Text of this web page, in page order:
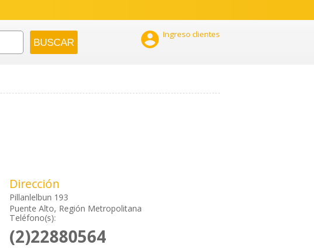
 Ingreso clientes
Dirección
Pillanlelbun 193
Puente Alto, Región Metropolitana
Teléfono(s):
(2)22880564